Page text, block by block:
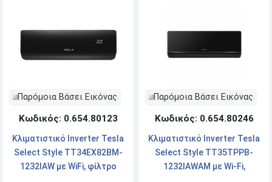
Παρόμοια Βάσει Εικόνας
Κωδικός: 0.654.80123
Κλιματιστικό Inverter Tesla
Select Style TT34EX82BM-
1232IAW με WiFi, φίλτρο
Παρόμοια Βάσει Εικόνας
Κωδικός: 0.654.80246
Κλιματιστικό Inverter Tesla
Select Style TT35TPPB-
1232IAWAM με Wi-Fi,